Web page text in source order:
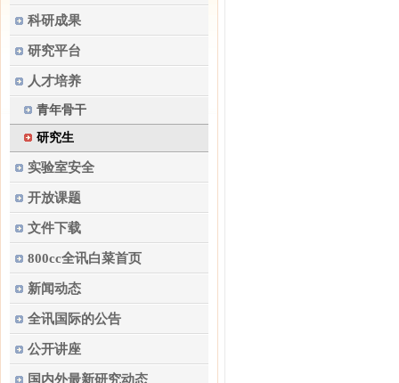
科研成果
研究平台
人才培养
青年骨干
研究生
实验室安全
开放课题
文件下载
800cc全讯白菜首页
新闻动态
全讯国际的公告
公开讲座
国内外最新研究动态